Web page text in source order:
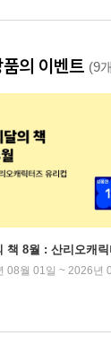
의 이벤트 (9
책 8월 : 산리오캐릭
08월 01일 ~ 2026년